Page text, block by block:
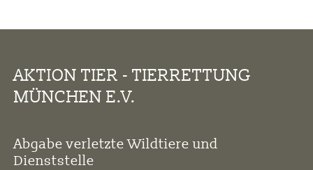
AKTION TIER - TIERRETTUNG
MÜNCHEN E.V.
Abgabe verletzte Wildtiere und
Dienststelle